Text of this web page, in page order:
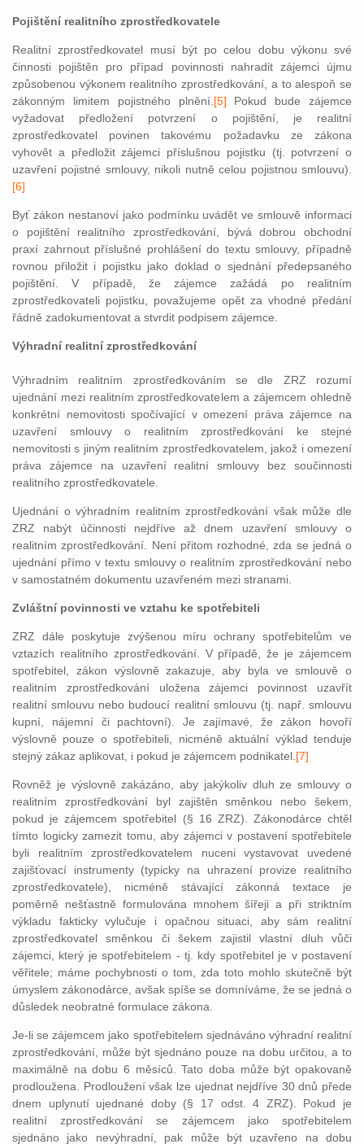
Pojištění realitního zprostředkovatele
Realitní zprostředkovatel musí být po celou dobu výkonu své
činnosti pojištěn pro případ povinnosti nahradit zájemci újmu
způsobenou výkonem realitního zprostředkování, a to alespoň se
zákonným limitem pojistného plnění. [5] Pokud bude zájemce
vyžadovat předložení potvrzení o pojištění, je realitní
zprostředkovatel povinen takovému požadavku ze zákona
vyhovět a předložit zájemci příslušnou pojistku (tj. potvrzení o
uzavření pojistné smlouvy, nikoli nutně celou pojistnou smlouvu).
[6]
Byť zákon nestanoví jako podmínku uvádět ve smlouvě informaci
o pojištění realitního zprostředkování, bývá dobrou obchodní
praxí zahrnout příslušné prohlášení do textu smlouvy, případně
rovnou přiložit i pojistku jako doklad o sjednání předepsaného
pojištění. V případě, že zájemce zažádá po realitním
zprostředkovateli pojistku, považujeme opět za vhodné předání
řádně zadokumentovat a stvrdit podpisem zájemce.
Výhradní realitní zprostředkování
Výhradním realitním zprostředkováním se dle ZRZ rozumí
ujednání mezi realitním zprostředkovatelem a zájemcem ohledně
konkrétní nemovitosti spočívající v omezení práva zájemce na
uzavření smlouvy o realitním zprostředkování ke stejné
nemovitosti s jiným realitním zprostředkovatelem, jakož i omezení
práva zájemce na uzavření realitní smlouvy bez součinnosti
realitního zprostředkovatele.
Ujednání o výhradním realitním zprostředkování však může dle
ZRZ nabýt účinnosti nejdříve až dnem uzavření smlouvy o
realitním zprostředkování. Není přitom rozhodné, zda se jedná o
ujednání přímo v textu smlouvy o realitním zprostředkování nebo
v samostatném dokumentu uzavřeném mezi stranami.
Zvláštní povinnosti ve vztahu ke spotřebiteli
ZRZ dále poskytuje zvýšenou míru ochrany spotřebitelům ve
vztazích realitního zprostředkování. V případě, že je zájemcem
spotřebitel, zákon výslovně zakazuje, aby byla ve smlouvě o
realitním zprostředkování uložena zájemci povinnost uzavřít
realitní smlouvu nebo budoucí realitní smlouvu (tj. např. smlouvu
kupní, nájemní či pachtovní). Je zajímavé, že zákon hovoří
výslovně pouze o spotřebiteli, nicméně aktuální výklad tenduje
stejný zákaz aplikovat, i pokud je zájemcem podnikatel. [7]
Rovněž je výslovně zakázáno, aby jakýkoliv dluh ze smlouvy o
realitním zprostředkování byl zajištěn směnkou nebo šekem,
pokud je zájemcem spotřebitel (§ 16 ZRZ). Zákonodárce chtěl
tímto logicky zamezit tomu, aby zájemci v postavení spotřebitele
byli realitním zprostředkovatelem nuceni vystavovat uvedené
zajišťovací instrumenty (typicky na uhrazení provize realitního
zprostředkovatele), nicméně stávající zákonná textace je
poměrně nešťastně formulována mnohem šířeji a při striktním
výkladu fakticky vylučuje i opačnou situaci, aby sám realitní
zprostředkovatel směnkou či šekem zajistil vlastní dluh vůči
zájemci, který je spotřebitelem - tj. kdy spotřebitel je v postavení
věřitele; máme pochybnosti o tom, zda toto mohlo skutečně být
úmyslem zákonodárce, avšak spíše se domníváme, že se jedná o
důsledek neobratné formulace zákona.
Je-li se zájemcem jako spotřebitelem sjednáváno výhradní realitní
zprostředkování, může být sjednáno pouze na dobu určitou, a to
maximálně na dobu 6 měsíců. Tato doba může být opakovaně
prodloužena. Prodloužení však lze ujednat nejdříve 30 dnů přede
dnem uplynutí ujednané doby (§ 17 odst. 4 ZRZ). Pokud je
realitní zprostředkování se zájemcem jako spotřebitelem
sjednáno jako nevýhradní, pak může být uzavřeno na dobu